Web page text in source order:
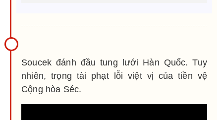
Soucek đánh đầu tung lưới Hàn Quốc. Tuy
nhiên, trọng tài phạt lỗi việt vị của tiền vệ
Cộng hòa Séc.